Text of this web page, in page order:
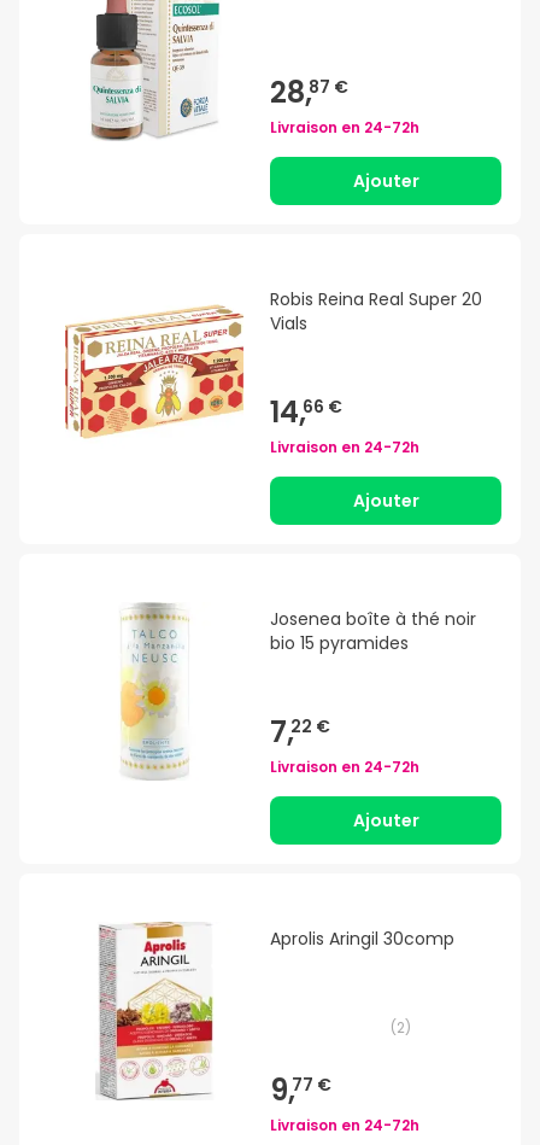
28,87 €
Livraison en 24-72h
Ajouter
Robis Reina Real Super 20
Vials
14,66 €
Livraison en 24-72h
Ajouter
Josenea boîte à thé noir
bio 15 pyramides
7,22 €
Livraison en 24-72h
Ajouter
Aprolis Aringil 30comp
(2)
9,77 €
Livraison en 24-72h